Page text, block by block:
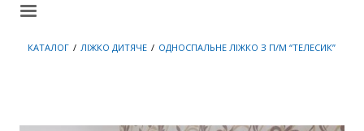
КАТАЛОГ ЛІЖКО ДИТЯЧЕ ОДНОСПАЛЬНЕ ЛІЖКО З П/М “ТЕЛЕСИК”